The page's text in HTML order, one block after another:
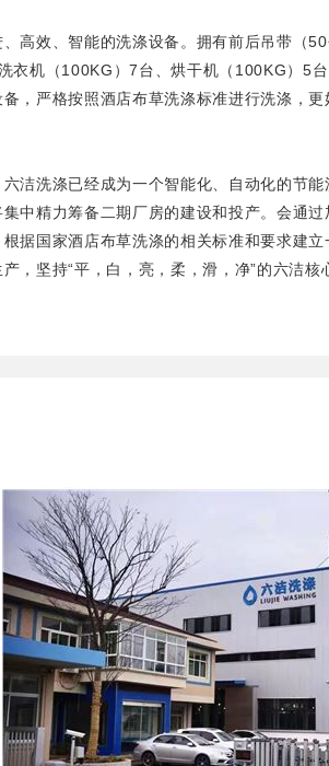
高效、智能的洗涤设备。拥有前后吊带（
衣机（100KG）7台、烘干机（100KG）5
，严格按照酒店布草洗涤标准进行洗涤，
洁洗涤已经成为一个智能化、自动化的节
中精力筹备二期厂房的建设和投产。会通
据国家酒店布草洗涤的相关标准和要求建
，坚持“平，白，亮，柔，滑，净”的六洁